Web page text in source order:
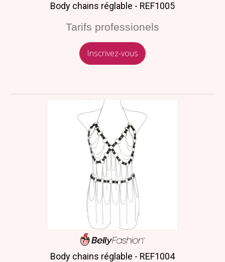
Body chains réglable - REF1005
Tarifs professionels
Inscrivez-vous
Body chains réglable - REF1004